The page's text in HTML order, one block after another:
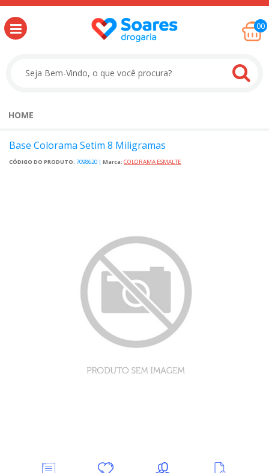
00
HOME
Base Colorama Setim 8 Miligramas
CÓDIGO DO PRODUTO: 7098620 | Marca: COLORAMA ESMALTE
Indique